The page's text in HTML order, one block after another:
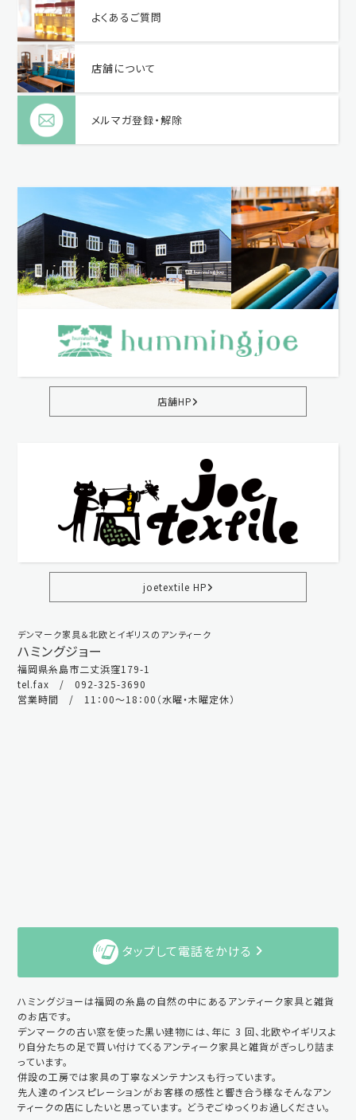
よくあるご質問
店舗について
メルマガ登録・解除
店舗HP
joetextile HP
デンマーク家具＆北欧とイギリスのアンティーク
ハミングジョー
福岡県糸島市二丈浜窪179-1
tel.fax / 092-325-3690
営業時間 / 11：00～18：00（水曜・木曜定休）
タップして電話をかける
ハミングジョーは福岡の糸島の自然の中にあるアンティーク家具と雑貨
のお店です。
デンマークの古い窓を使った黒い建物には、年に 3 回、北欧やイギリスよ
り自分たちの足で買い付けてくるアンティーク家具と雑貨がぎっしり詰ま
っています。
併設の工房では家具の丁寧なメンテナンスも行っています。
先人達のインスピレーションがお客様の感性と響き合う様なそんなアン
ティークの店にしたいと思っています。 どうぞごゆっくりお過しください。